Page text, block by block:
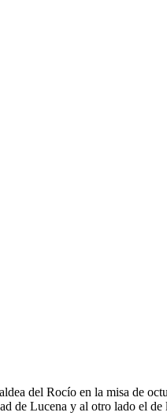
del Rocío en la misa de
de Lucena y al otro lado el